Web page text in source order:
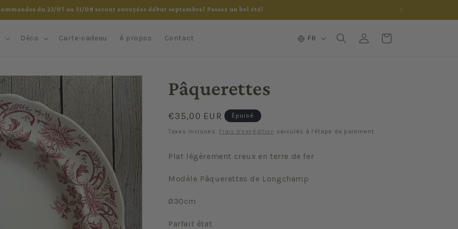
du 23/07 au 31/08 seront envoyées début septembre! Passez un bel été!
Déco Carte-cadeau À propos Contact
L
FR ConnexionPanier
Pâquerettes
Prix
habituel
€35,00 EUR Épuisé
Taxes incluses. Frais d'expédition calculés à l'étape de paiement.
Plat légèrement creux en terre de fer
Modèle Pâquerettes de Longchamp
Ø30cm
Parfait état